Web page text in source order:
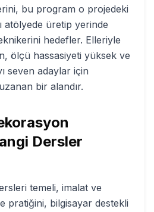
bu program o projedeki
atölyede üretip yerinde
hedefler. Elleriyle
ölçü hassasiyeti yüksek ve
seven adaylar için
bir alandır.
Dersler
temeli, imalat ve
pratiğini, bilgisayar destekli